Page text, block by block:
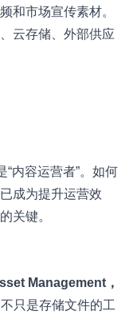
和市场宣传素材。
云存储、外部供应
“内容运营者”。如何
成为提升运营效
关键。
Management，
只是存储文件的工